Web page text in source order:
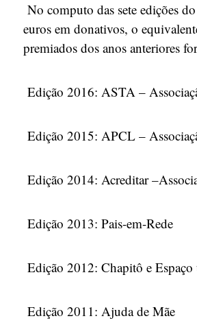
No computo das sete edições
euros em donativos, o
premiados dos anos anteriores
Edição 2016: ASTA –
Edição 2015: APCL –
Edição 2014: Acreditar
Edição 2013: Pais-em-Rede
Edição 2012: Chapitô e Espaço
Edição 2011: Ajuda de Mãe